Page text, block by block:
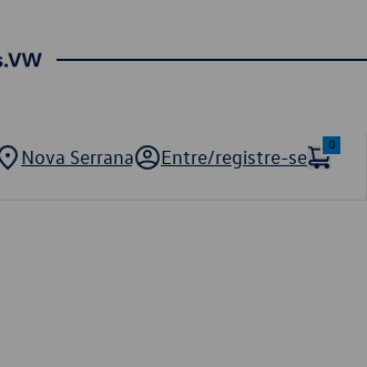
Nova Serrana Entre/registre-se
0